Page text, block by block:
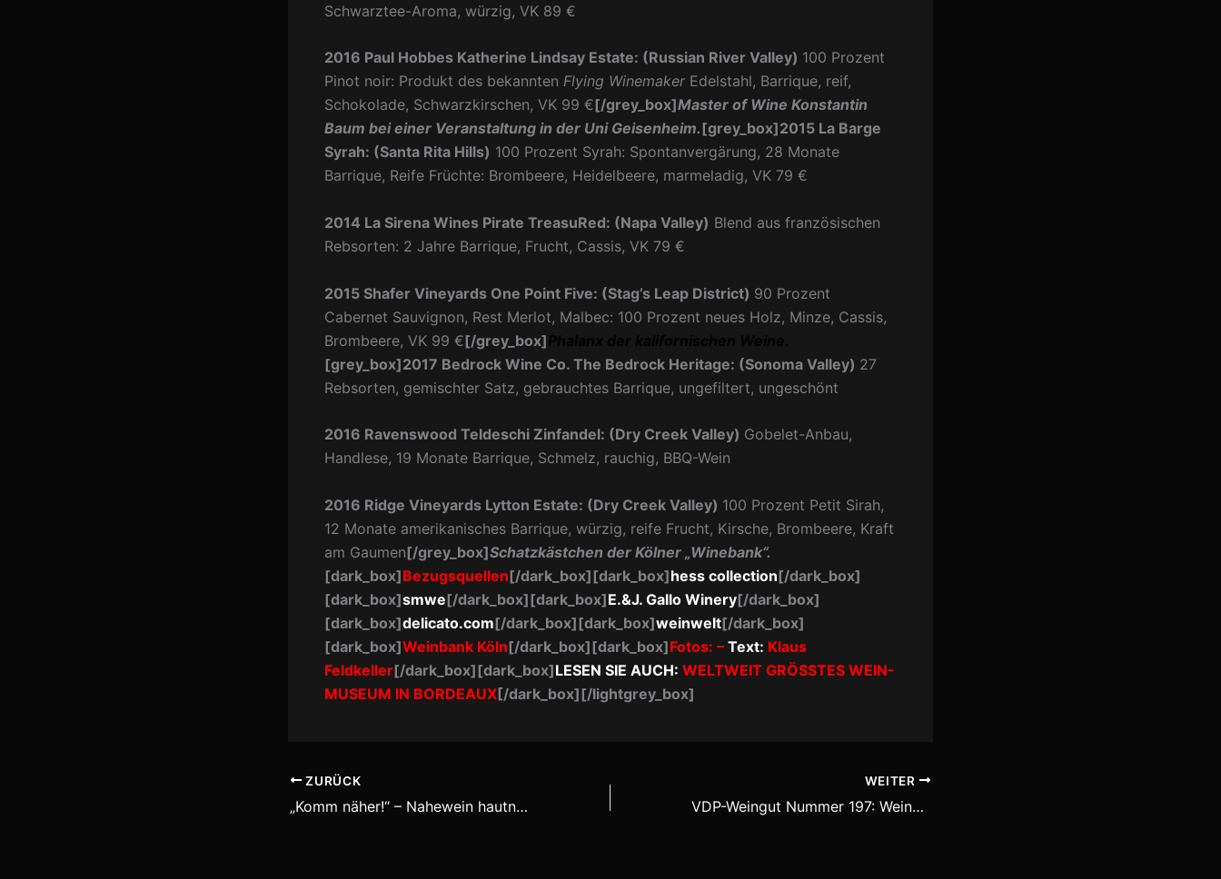
Schwarztee-Aroma, würzig, VK 89 €
2016 Paul Hobbes Katherine Lindsay Estate: (Russian River Valley) 100 Prozent
Pinot noir: Produkt des bekannten Flying Winemaker Edelstahl, Barrique, reif,
Schokolade, Schwarzkirschen, VK 99 €[/grey_box]Master of Wine Konstantin
Baum bei einer Veranstaltung in der Uni Geisenheim.[grey_box]2015 La Barge
Syrah: (Santa Rita Hills) 100 Prozent Syrah: Spontanvergärung, 28 Monate
Barrique, Reife Früchte: Brombeere, Heidelbeere, marmeladig, VK 79 €
2014 La Sirena Wines Pirate TreasuRed: (Napa Valley) Blend aus französischen
Rebsorten: 2 Jahre Barrique, Frucht, Cassis, VK 79 €
2015 Shafer Vineyards One Point Five: (Stag’s Leap District) 90 Prozent
Cabernet Sauvignon, Rest Merlot, Malbec: 100 Prozent neues Holz, Minze, Cassis,
Brombeere, VK 99 €[/grey_box]
[grey_box]2017 Bedrock Wine Co. The Bedrock Heritage: (Sonoma Valley) 27
Rebsorten, gemischter Satz, gebrauchtes Barrique, ungefiltert, ungeschönt
2016 Ravenswood Teldeschi Zinfandel: (Dry Creek Valley) Gobelet-Anbau,
Handlese, 19 Monate Barrique, Schmelz, rauchig, BBQ-Wein
2016 Ridge Vineyards Lytton Estate: (Dry Creek Valley) 100 Prozent Petit Sirah,
12 Monate amerikanisches Barrique, würzig, reife Frucht, Kirsche, Brombeere, Kraft
am Gaumen[/grey_box]Schatzkästchen der Kölner „Winebank“.
[dark_box]Bezugsquellen[/dark_box][dark_box]hess collection[/dark_box]
[dark_box]smwe[/dark_box][dark_box]E.&J. Gallo Winery[/dark_box]
[dark_box]delicato.com[/dark_box][dark_box]weinwelt[/dark_box]
[dark_box]Weinbank Köln[/dark_box][dark_box]Fotos: – Text: Klaus
Feldkeller[/dark_box][dark_box]LESEN SIE AUCH: WELTWEIT GRÖSSTES WEIN-
MUSEUM IN BORDEAUX[/dark_box][/lightgrey_box]
ZURÜCK
„Komm näher!“ – Nahewein hautnah erleben
WEITER
VDP-Weingut Nummer 197: Weingut Burggarten/Heppingen/Ahr